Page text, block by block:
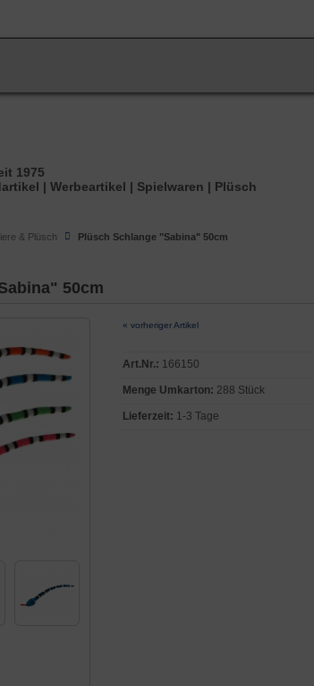
1975
| Werbeartikel | Spielwaren | Plüsch
& Plüsch Plüsch Schlange "Sabina" 50cm
50cm
« vorheriger Artikel
Art.Nr.: 166150
Menge Umkarton: 288 Stück
Lieferzeit: 1-3 Tage